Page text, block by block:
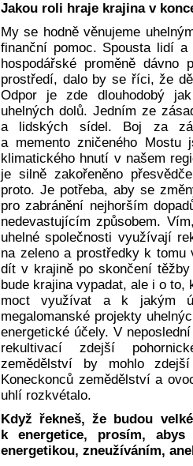
Jakou roli hraje krajina v
My se hodně věnujeme
finanční pomoc. Spousta lidí
hospodářské proměně
prostředí, dalo by se říci, že
Odpor je zde dlouhodobý
uhelných dolů. Jedním ze
a lidských sídel. Boj za
a memento zničeného Mostu
klimatického hnutí v našem
je silně zakořeněno
proto. Je potřeba, aby se
pro zabránění nejhorším
nedevastujícím způsobem.
uhelné společnosti využívají
na zeleno a prostředky k
dít v krajině po skončení
bude krajina vypadat, ale i o
moct využívat a k jakým
megalomanské projekty
energetické účely. V
rekultivací zdejší
zemědělství by mohlo
Koneckonců zemědělství a
uhlí rozkvétalo.
Když řekneš, že budou
k energetice, prosím,
energetikou, zneužíváním,